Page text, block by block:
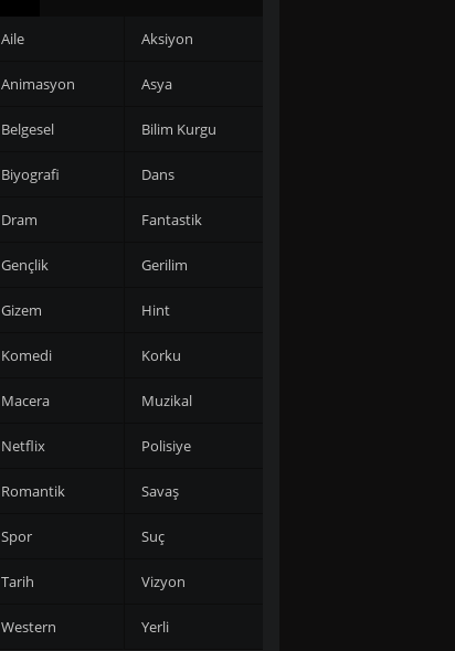
Aile Aksiyon
Animasyon Asya
Belgesel Bilim Kurgu
Biyografi Dans
Dram Fantastik
Gençlik Gerilim
Gizem Hint
Komedi Korku
Macera Muzikal
Netflix Polisiye
Romantik Savaş
Spor Suç
Tarih Vizyon
Western Yerli